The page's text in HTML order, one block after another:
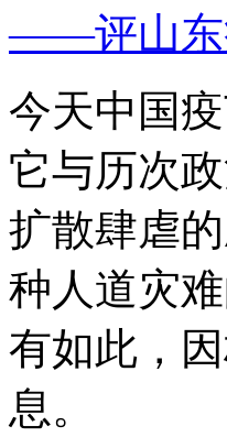
——评山东
今天中国
它与历次
扩散肆虐
种人道灾
有如此，
息。